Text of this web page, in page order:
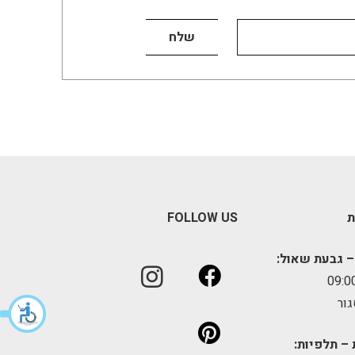
גבעת שאול:
– תלפיות:
FOLLOW US